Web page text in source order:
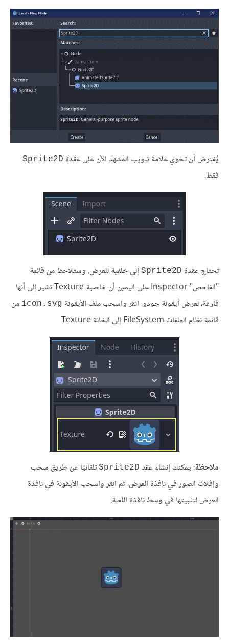
يُفترض أن تحوي علامة تبويب المشهد الآن على عقدة Sprite2D
فقط.
تحتاج عقدة Sprite2D إلى خلفية للعرض. وستلاحظ من قائمة
"الفاحص" Inspector على اليمين أن خاصية Texture تشير إلى أنها
فارغة، لعرض أيقونة جودو، انقر واسحب ملف الأيقونة icon.svg من
قائمة نظام الملفات FileSystem إلى الخانة Texture
ملاحظة: يمكنك إنشاء عقد Sprite2D تلقائيًا عن طريق سحب
وإفلات الصور في نافذة العرض، ثم انقر واسحب الأيقونة في نافذة
العرض لتثبيتها في وسط نافذة اللعبة.